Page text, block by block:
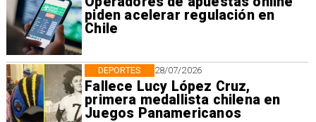
piden acelerar regulación en
Chile
28/07/2026
Fallece Lucy López Cruz,
primera medallista chilena en
Juegos Panamericanos
DEPORTES